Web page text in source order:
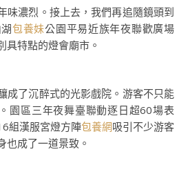
味濃烈。接上去，我們再追隨鏡頭到
包養妹公園平易近族年夜聯歡廣場
具特點的燈會廟市。
成了沉醉式的光影戲院。游客不只能
園區三年夜舞臺聯動逐日超60場表
組漢服宮燈方陣包養網吸引不少游客
也成了一道景致。